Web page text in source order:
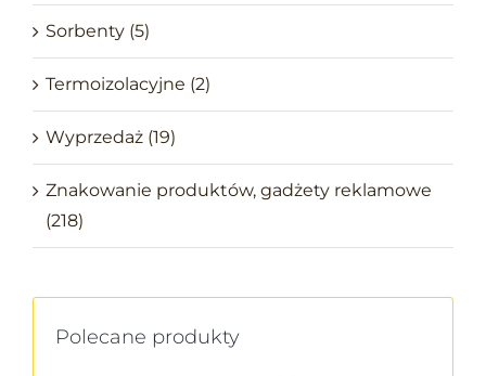
Sorbenty (5)
Termoizolacyjne (2)
Wyprzedaż (19)
Znakowanie produktów, gadżety reklamowe
(218)
Polecane produkty